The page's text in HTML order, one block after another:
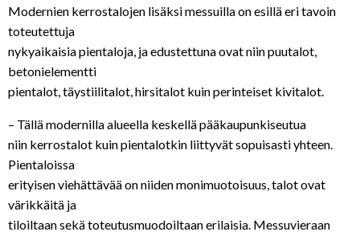
Modernien kerrostalojen lisäksi messuilla on esillä eri tavoin
toteutettuja
nykyaikaisia pientaloja, ja edustettuna ovat niin puutalot,
betonielementti
pientalot, täystiilitalot, hirsitalot kuin perinteiset kivitalot.
– Tällä modernilla alueella keskellä pääkaupunkiseutua
niin kerrostalot kuin pientalotkin liittyvät sopuisasti yhteen.
Pientaloissa
erityisen viehättävää on niiden monimuotoisuus, talot ovat
värikkäitä ja
tiloiltaan sekä toteutusmuodoiltaan erilaisia. Messuvieraan